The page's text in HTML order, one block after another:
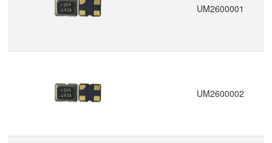
UM2600001
UM2600002